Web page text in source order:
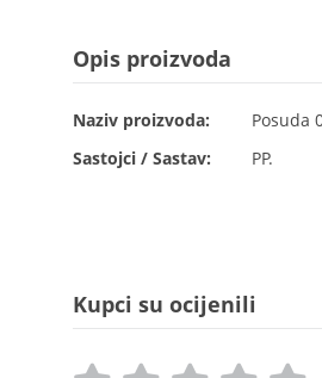
Opis proizvoda
Naziv proizvoda:
Posuda
Sastojci / Sastav:
PP.
Kupci su ocijenili